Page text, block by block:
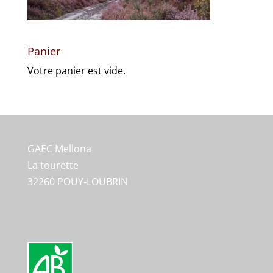
Panier
Votre panier est vide.
GAEC Mellona
La tourette
32260 POUY-LOUBRIN